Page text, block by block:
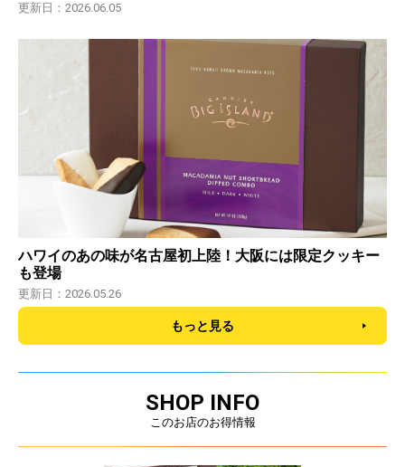
更新日：2026.06.05
ハワイのあの味が名古屋初上陸！大阪には限定クッキー
も登場
更新日：2026.05.26
もっと見る
SHOP INFO
このお店のお得情報